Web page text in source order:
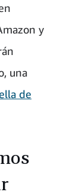
y
una
de